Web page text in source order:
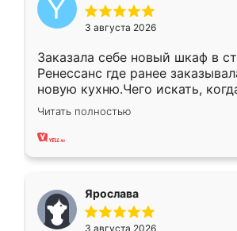
3 августа 2026
Заказала себе новый шкаф в
Ренессанс где ранее
новую кухню.Чего искать,
вполне довольна. Служит
два года, нареканий нет.
Читать полностью
Ярослава
3 августа 2026